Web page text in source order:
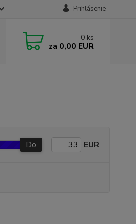
Prihlásenie
0 ks
za 0,00 EUR
Do EUR